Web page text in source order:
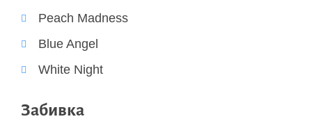
Peach Madness
Blue Angel
White Night
Забивка